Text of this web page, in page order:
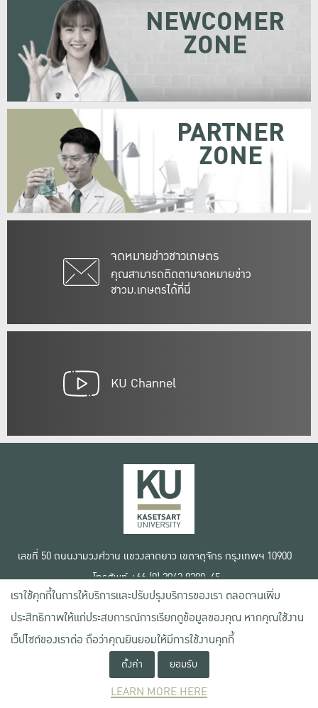
จดหมายข่าวชาวเกษตร
คุณสามารถติดตามจดหมายข่าว
ชาวม.เกษตรได้ที่นี่
NEWCOMER
ZONE
PARTNER
ZONE
KU Channel
เลขที่ 50 ถนนงามวงศ์วาน แขวงลาดยาว เขตจตุจักร กรุงเทพฯ 10900
โทรศัพท์ +66 (0) 2942 8200-45
สงวนลิขสิทธิ์ © 2020 มหาวิทยาลัยเกษตรศาสตร์
เงื่อนไขการใช้งานเว็บไซต์
ข้อตกลงด้านสิทธิ์ใช้งาน
นโยบายความเป็นส่วนตัว
เราใช้คุกกี้ในการให้บริการและปรับปรุงบริการของเรา ตลอดจนเพิ่ม
ประสิทธิภาพให้แก่ประสบการณ์การเรียกดูข้อมูลของคุณ หากคุณใช้งาน
เว็ปไซต์ของเราต่อ ถือว่าคุณยินยอมให้มีการใช้งานคุกกี้
ตั้งค่า ยอมรับ
LEARN MORE HERE